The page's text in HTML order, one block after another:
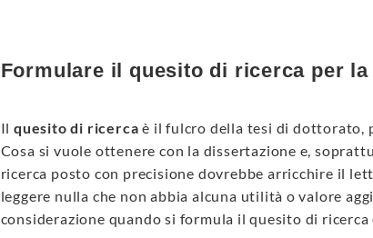
Formulare il quesito di ricerca per
Il quesito di ricerca è il fulcro della tesi di dottorato,
Cosa si vuole ottenere con la dissertazione e,
ricerca posto con precisione dovrebbe arricchire il
leggere nulla che non abbia alcuna utilità o valore
considerazione quando si formula il quesito di